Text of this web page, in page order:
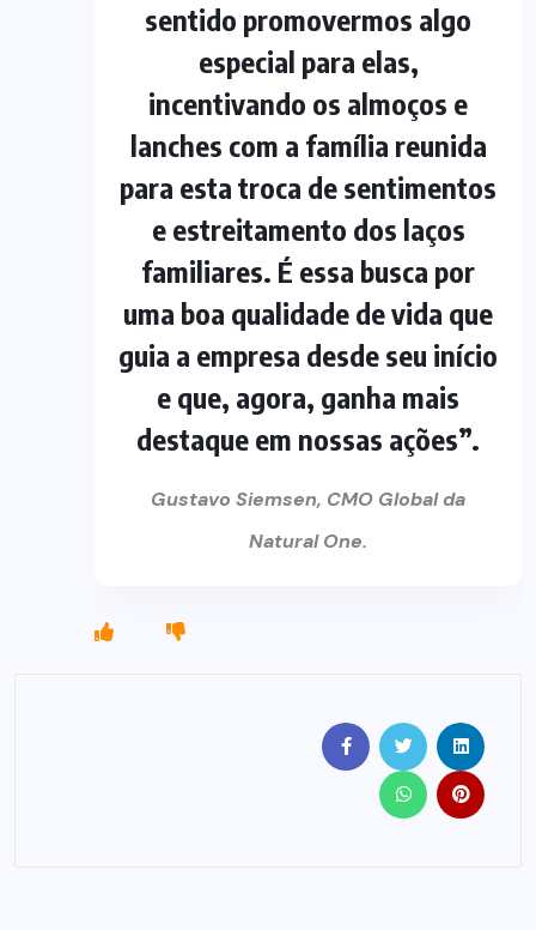
sentido promovermos algo
especial para elas,
incentivando os almoços e
lanches com a família reunida
para esta troca de sentimentos
e estreitamento dos laços
familiares. É essa busca por
uma boa qualidade de vida que
guia a empresa desde seu início
e que, agora, ganha mais
destaque em nossas ações”.
Gustavo Siemsen, CMO Global da
Natural One.